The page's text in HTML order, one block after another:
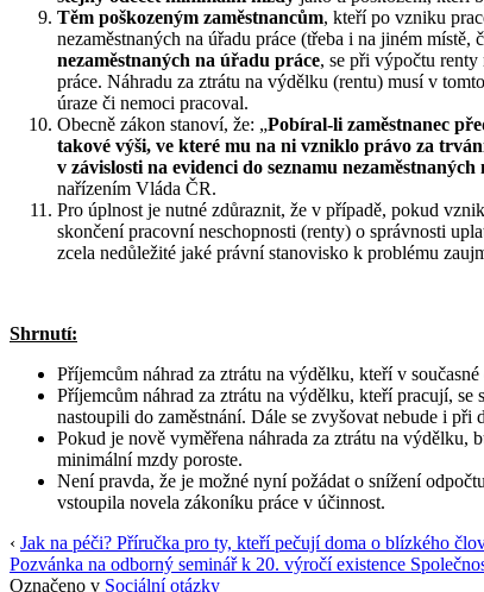
Těm poškozeným zaměstnancům, kteří po vzniku
nezaměstnaných na úřadu práce (třeba i na jiném
nezaměstnaných na úřadu práce, se při výpočtu
práce. Náhradu za ztrátu na výdělku (rentu) musí v
úraze či nemoci pracoval.
Obecně zákon stanoví, že: „Pobíral-li zaměstnanec
takové výši, ve které mu na ni vzniklo právo za
v závislosti na evidenci do seznamu
nařízením Vláda ČR.
Pro úplnost je nutné zdůraznit, že v případě, pokud
skončení pracovní neschopnosti (renty) o správnosti
zcela nedůležité jaké právní stanovisko k problému
Shrnutí:
Příjemcům náhrad za ztrátu na výdělku, kteří v
Příjemcům náhrad za ztrátu na výdělku, kteří pracují,
nastoupili do zaměstnání. Dále se zvyšovat nebude i
Pokud je nově vyměřena náhrada za ztrátu na
minimální mzdy poroste.
Není pravda, že je možné nyní požádat o snížení
vstoupila novela zákoníku práce v účinnost.
‹ Jak na péči? Příručka pro ty, kteří pečují doma o blízkého
Pozvánka na odborný seminář k 20. výročí existence
Označeno v Sociální otázky